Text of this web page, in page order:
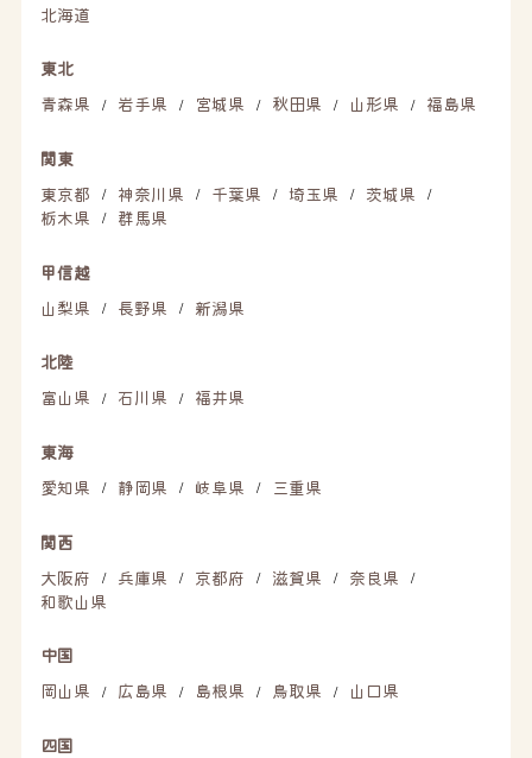
北海道
東北
青森県
/ 岩手県 / 宮城県 / 秋田県 / 山形県 / 福島県
関東
東京都
/ 神奈川県 / 千葉県 / 埼玉県 / 茨城県 /
栃木県 / 群馬県
甲信越
山梨県
/ 長野県 / 新潟県
北陸
富山県
/ 石川県 / 福井県
東海
愛知県
/ 静岡県 / 岐阜県 / 三重県
関西
大阪府
/ 兵庫県 / 京都府 / 滋賀県 / 奈良県 /
和歌山県
中国
岡山県
/ 広島県 / 島根県 / 鳥取県 / 山口県
四国